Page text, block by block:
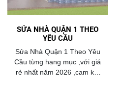
SỬA NHÀ QUẬN 1 THEO
YÊU CẦU
Sửa Nhà Quận 1 Theo Yêu
Cầu từng hạng mục ,với giá
rẻ nhất năm 2026 ,cam kết